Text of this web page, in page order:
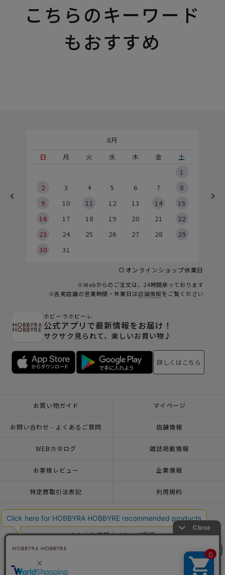
フェア
こちらのキーワード
もおすすめ
フェア
8月
日
月 火 水 木 金
土
1
2
3 4 5 6 7
8
9
10 11 12 13 14
15
16
17 18 19 20 21
22
23
24 25 26 27 28
29
30
31
オンラインショップ休業日
※Webからのご注文は、24時間承っております
※各実店舗の営業時間・休業日は店舗情報をご覧ください
ホビーラホビーレ
公式アプリで最新情報をお届け！
サクサク見られて、楽しいお買い物♪
詳しくはこちら
お買い物ガイド マイページ
お問い合わせ - よくあるご質問 店舗情報
WEBカタログ 雑誌掲載情報
お客様レビュー 企業情報
特定商取引法表記 利用規約
一緒に働こう♪求人情報
おトクな情報♪メルマガ登録